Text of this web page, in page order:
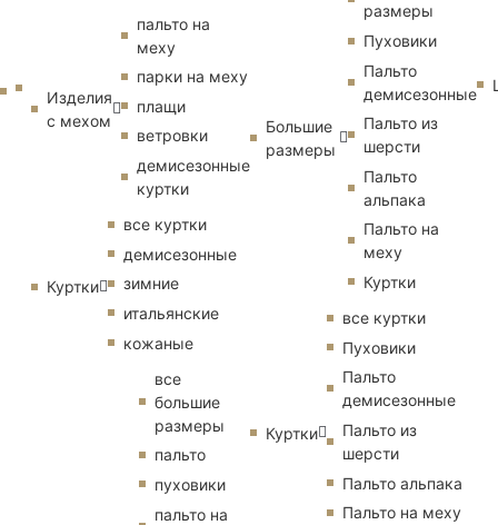
Изделия
с мехом
пальто на
меху
парки на меху
плащи
ветровки
демисезонные
куртки
Куртки
все куртки
демисезонные
зимние
итальянские
кожаные
все
большие
размеры
пальто
пуховики
пальто на
Большие
размеры
размеры
Пуховики
Пальто
демисезонные
Пальто из
шерсти
Пальто
альпака
Пальто на
меху
Куртки
Куртки
все куртки
Пуховики
Пальто
демисезонные
Пальто из
шерсти
Пальто альпака
Пальто на меху